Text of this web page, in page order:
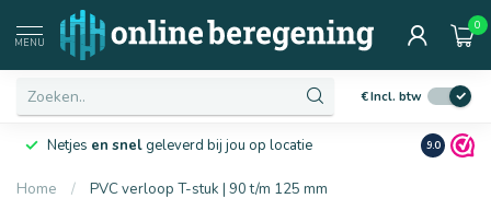
MENU
0
€Incl. btw
Netjes en snelgeleverd bij jou op locatie Ruim10
9.0
Home / PVC verloop T-stuk | 90 t/m 125 mm